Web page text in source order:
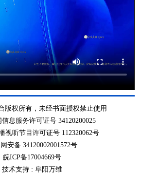
版权所有，未经书面授权禁止使用
息服务许可证号 34120200025
视听节目许可证号 112320062号
安备 34120002001572号
皖ICP备17004669号
技术支持 : 阜阳万维